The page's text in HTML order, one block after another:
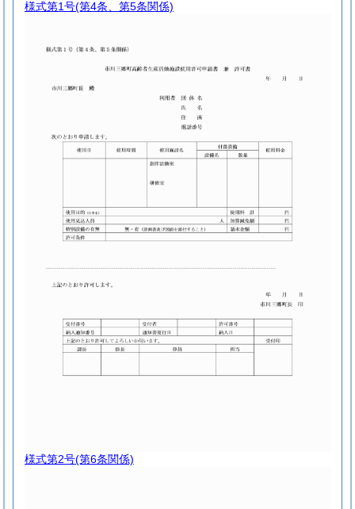
様式第1号(第4条、第5条関係)
様式第2号(第6条関係)